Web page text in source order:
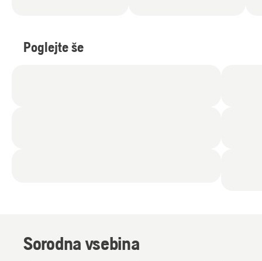
Poglejte še
Sorodna vsebina